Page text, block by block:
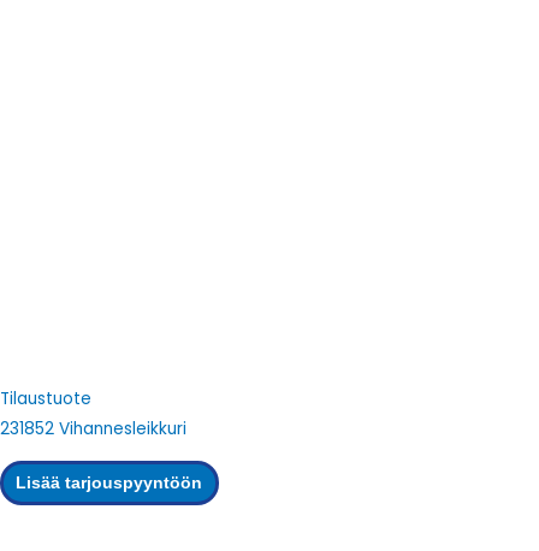
Tilaustuote
231852 Vihannesleikkuri
Lisää tarjouspyyntöön